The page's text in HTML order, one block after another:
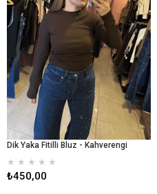
Dik Yaka Fitilli Bluz - Kahverengi
★ ★ ★ ★ ★
₺450,00